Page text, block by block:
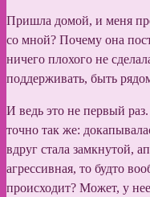
Пришла домой, и меня
со мной? Почему она
ничего плохого не
поддерживать, быть
И ведь это не первый
точно так же:
вдруг стала замкнутой,
агрессивная, то будто
происходит? Может, у